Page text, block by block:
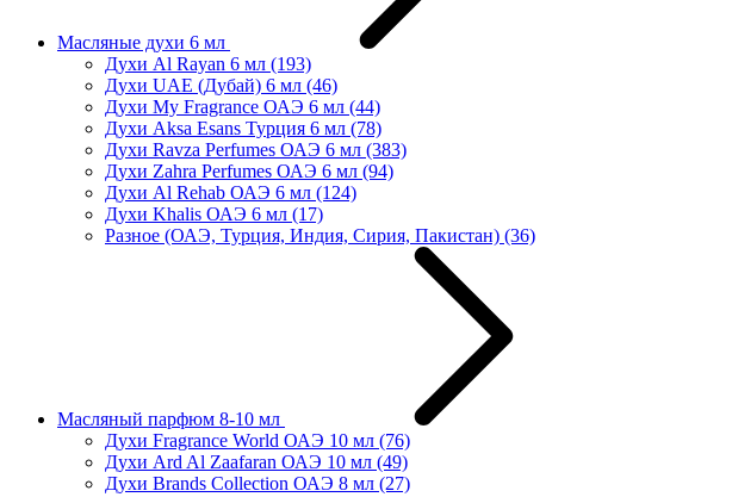
Масляные духи 6 мл
Духи Al Rayan 6 мл (193)
Духи UAE (Дубай) 6 мл (46)
Духи My Fragrance ОАЭ 6 мл (44)
Духи Aksa Esans Турция 6 мл (78)
Духи Ravza Perfumes ОАЭ 6 мл (383)
Духи Zahra Perfumes ОАЭ 6 мл (94)
Духи Al Rehab ОАЭ 6 мл (124)
Духи Khalis ОАЭ 6 мл (17)
Разное (ОАЭ, Турция, Индия, Сирия, Пакистан) (36)
Масляный парфюм 8-10 мл
Духи Fragrance World ОАЭ 10 мл (76)
Духи Ard Al Zaafaran ОАЭ 10 мл (49)
Духи Brands Collection ОАЭ 8 мл (27)